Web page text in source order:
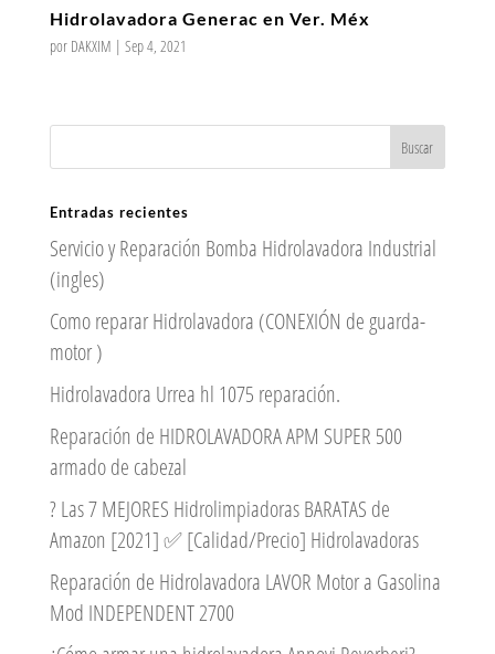
Hidrolavadora Generac en Ver. Méx
por DAKXIM | Sep 4, 2021
Entradas recientes
Servicio y Reparación Bomba Hidrolavadora Industrial
(ingles)
Como reparar Hidrolavadora (CONEXIÓN de guarda-
motor )
Hidrolavadora Urrea hl 1075 reparación.
Reparación de HIDROLAVADORA APM SUPER 500
armado de cabezal
? Las 7 MEJORES Hidrolimpiadoras BARATAS de
Amazon [2021] ✅ [Calidad/Precio] Hidrolavadoras
Reparación de Hidrolavadora LAVOR Motor a Gasolina
Mod INDEPENDENT 2700